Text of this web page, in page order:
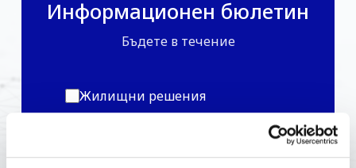
Информационен бюлетин
Бъдете в течение
Жилищни решения